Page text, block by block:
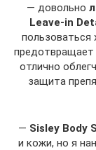
— довольно
Leave-in
предотвращает
отлично
защита
— Sisley Body
и кожи, но я